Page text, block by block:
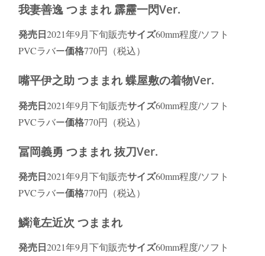
我妻善逸 つままれ 霹靂一閃Ver.
発売日2021年9月下旬販売サイズ60mm程度/ソフト
PVCラバー価格770円（税込）
嘴平伊之助 つままれ 蝶屋敷の着物Ver.
発売日2021年9月下旬販売サイズ60mm程度/ソフト
PVCラバー価格770円（税込）
冨岡義勇 つままれ 抜刀Ver.
発売日2021年9月下旬販売サイズ60mm程度/ソフト
PVCラバー価格770円（税込）
鱗滝左近次 つままれ
発売日2021年9月下旬販売サイズ60mm程度/ソフト